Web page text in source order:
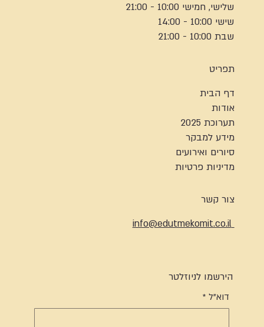
שלישי, חמישי 10:00 - 21:00
שישי 10:00 - 14:00
שבת 10:00 - 21:00
תפריט
דף הבית
אודות
תערוכת 2025
מידע למבקר
סיורים ואירועים
מדיניות פרטיות
צור קשר
info@edutmekomit.co.il
הירשמו לניוזלטר
דוא"ל *